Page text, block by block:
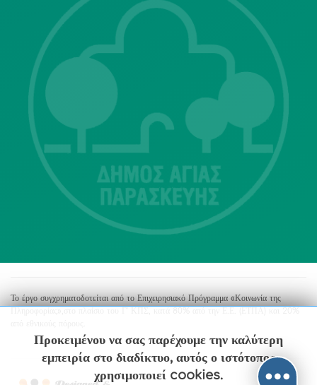
Λ. Μεσογείων 415-417 Τ.Κ.15343
Αγία Παρασκευή
213 2004500
dimos@agiaparaskevi.gr
Το έργο συγχρηματοδοτείται από το Επιχειρησιακό Πρόγραμμα «Κοινωνία της
Προκειμένου να σας παρέχουμε την καλύτερη
εμπειρία στο διαδίκτυο, αυτός ο ιστότοπος
χρησιμοποιεί cookies.